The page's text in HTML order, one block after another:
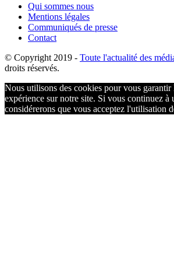
Qui sommes nous
Mentions légales
Communiqués de presse
Contact
© Copyright 2019 - Toute l'actualité des
droits réservés.
Nous utilisons des cookies pour vous garantir
expérience sur notre site. Si vous continuez à
considérerons que vous acceptez l'utilisation